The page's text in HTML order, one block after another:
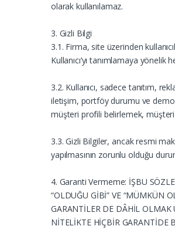
olarak kullanılamaz.
3. Gizli Bilgi
3.1. Firma, site üzerinden
Kullanıcı’yı tanımlamaya
3.2. Kullanıcı, sadece tanıtım,
iletişim, portföy durumu ve
müşteri profili belirlemek,
3.3. Gizli Bilgiler, ancak resmi
yapılmasının zorunlu olduğu
4. Garanti Vermeme: İŞBU
“OLDUĞU GİBİ” VE “MÜMKÜN
GARANTİLER DE DÂHİL OLMAK
NİTELİKTE HİÇBİR GARANTİDE